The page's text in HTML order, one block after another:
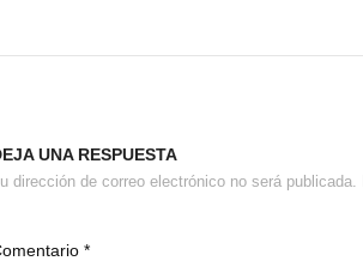
UNA RESPUESTA
dirección de correo electrónico no será publicada.
*